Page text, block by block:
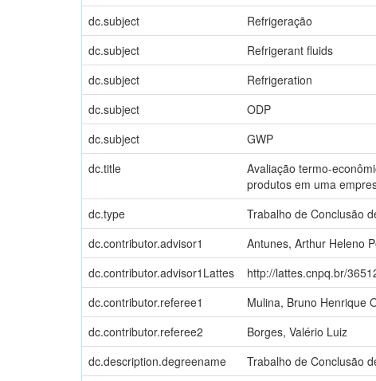
dc.subject
Refrigeração
dc.subject
Refrigerant fluids
dc.subject
Refrigeration
dc.subject
ODP
dc.subject
GWP
dc.title
Avaliação termo-
produtos em uma
dc.type Trabalho de Conclusão
dc.contributor.advisor1
Antunes, Arthur Heleno
dc.contributor.advisor1Lattes
http://lattes.cnpq.br/
dc.contributor.referee1
Mulina, Bruno Henrique
dc.contributor.referee2
Borges, Valério Luiz
dc.description.degreename
Trabalho de Conclusão